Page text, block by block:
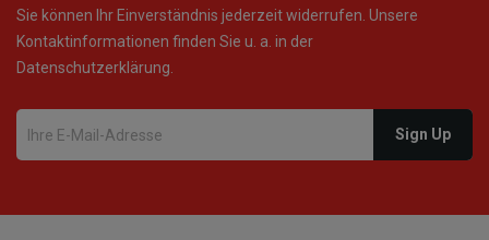
Sie können Ihr Einverständnis jederzeit widerrufen. Unsere
Kontaktinformationen finden Sie u. a. in der
Datenschutzerklärung.